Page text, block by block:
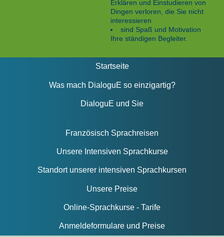
Erklären und Einstudieren von
Dingen verloren, die Sie nicht
interessieren
sind Spaß und Motivation
Ihre ständigen Begleiter.
Startseite
Was mach DialoguE so einzigartig?
DialoguE und Sie
Französisch Sprachreisen
Unsere Intensiven Sprachkurse
Standort unserer intensiven Sprachkursen
Unsere Preise
Online-Sprachkurse - Tarife
Anmeldeformulare und Preise